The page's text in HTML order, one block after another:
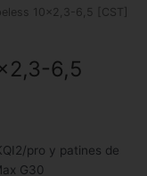
10×2,3-6,5 [CST]
6,5
pro y patines de
G30